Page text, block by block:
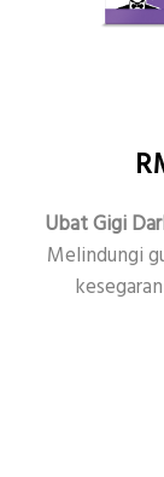
Ubat Gigi
Melindungi